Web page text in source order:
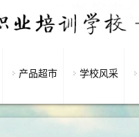
产品超市 学校风采